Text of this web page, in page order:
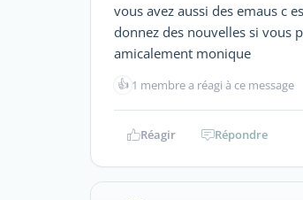
vous avez aussi des emaus c
donnez des nouvelles si vous
amicalement monique
👍 1 membre a réagi à ce message
Réagir Répondre